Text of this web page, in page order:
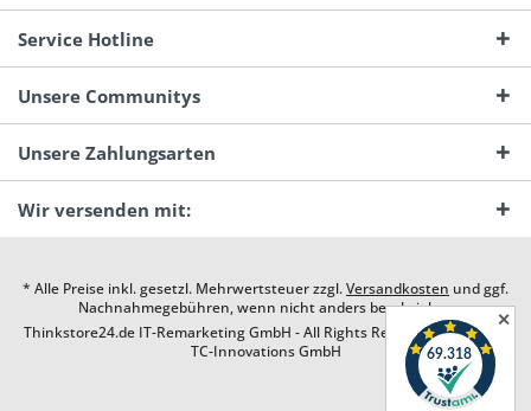
Service Hotline
Unsere Communitys
Unsere Zahlungsarten
Wir versenden mit:
* Alle Preise inkl. gesetzl. Mehrwertsteuer zzgl.Versandkosten und ggf.
Nachnahmegebühren, wenn nicht anders beschrieben
Thinkstore24.de IT-Remarketing GmbH - All Rights Reserved. Design by
TC-Innovations GmbH
✕